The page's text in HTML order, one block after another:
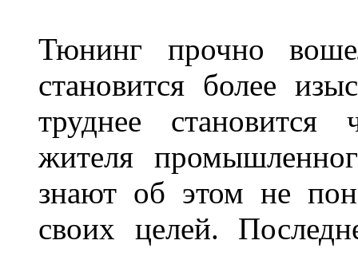
Тюнинг прочно
становится более
труднее становится
жителя
знают об этом не
своих целей.